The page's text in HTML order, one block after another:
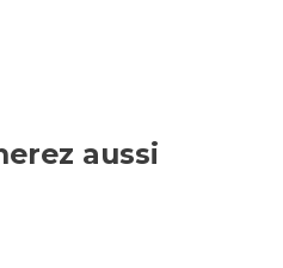
aussi